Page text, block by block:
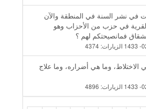
في نشر السنة في المنطقة والآن
في حزب من الأحزاب وهو
فمانصيحتكم لهم ؟
الزيارات: 4374
وما هي أضراره، وما علاج
الزيارات: 4896